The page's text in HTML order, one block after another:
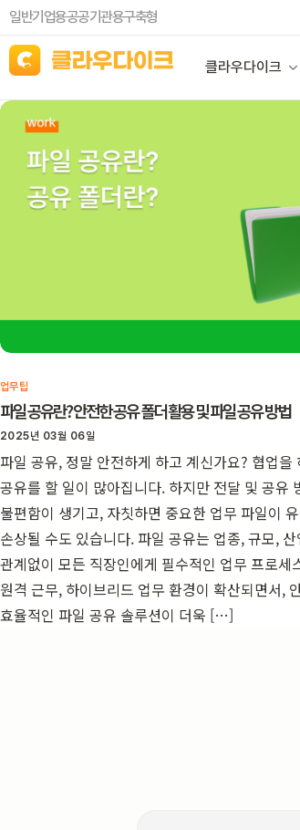
일반기업용공공기관용구축형
클라우다이크
업무팁
파일 공유란? 안전한 공유 폴더 활용 및 파일 공유 방법
2025년 03월 06일
파일 공유, 정말 안전하게 하고 계신가요? 협업을
공유를 할 일이 많아집니다. 하지만 전달 및 공유
불편함이 생기고, 자칫하면 중요한 업무 파일이
손상될 수도 있습니다. 파일 공유는 업종, 규모,
관계없이 모든 직장인에게 필수적인 업무 프로세
원격 근무, 하이브리드 업무 환경이 확산되면서,
효율적인 파일 공유 솔루션이 더욱 […]